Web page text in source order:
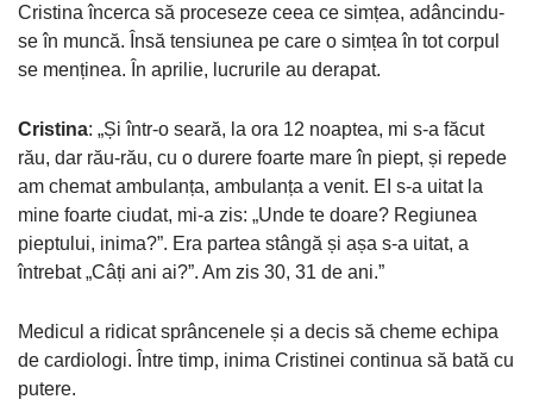
Cristina încerca să proceseze ceea ce simțea, adâncindu-
se în muncă. Însă tensiunea pe care o simțea în tot corpul
se menținea. În aprilie, lucrurile au derapat.
Cristina: „Și într-o seară, la ora 12 noaptea, mi s-a făcut
rău, dar rău-rău, cu o durere foarte mare în piept, și repede
am chemat ambulanța, ambulanța a venit. EI s-a uitat la
mine foarte ciudat, mi-a zis: „Unde te doare? Regiunea
pieptului, inima?”. Era partea stângă și așa s-a uitat, a
întrebat „Câți ani ai?”. Am zis 30, 31 de ani.”
Medicul a ridicat sprâncenele și a decis să cheme echipa
de cardiologi. Între timp, inima Cristinei continua să bată cu
putere.